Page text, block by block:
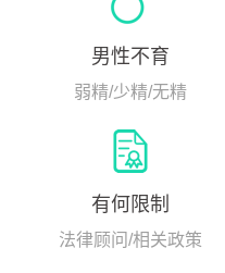
男性不育
弱精/少精/无精
有何限制
法律顾问/相关政策